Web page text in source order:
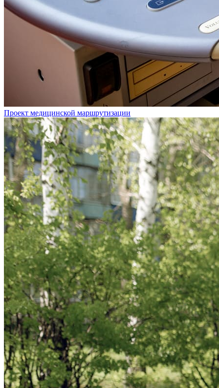
Проект медицинской маршрутизации